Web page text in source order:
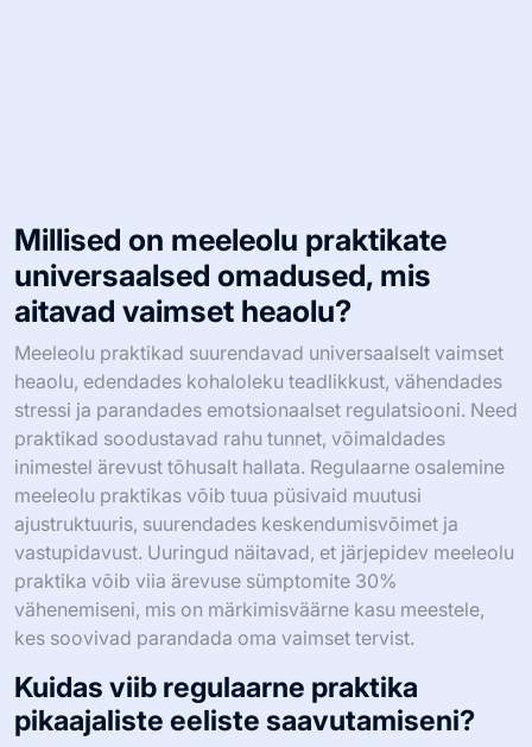
Millised on meeleolu praktikate
universaalsed omadused, mis
aitavad vaimset heaolu?
Meeleolu praktikad suurendavad universaalselt vaimset
heaolu, edendades kohaloleku teadlikkust, vähendades
stressi ja parandades emotsionaalset regulatsiooni. Need
praktikad soodustavad rahu tunnet, võimaldades
inimestel ärevust tõhusalt hallata. Regulaarne osalemine
meeleolu praktikas võib tuua püsivaid muutusi
ajustruktuuris, suurendades keskendumisvõimet ja
vastupidavust. Uuringud näitavad, et järjepidev meeleolu
praktika võib viia ärevuse sümptomite 30%
vähenemiseni, mis on märkimisväärne kasu meestele,
kes soovivad parandada oma vaimset tervist.
Kuidas viib regulaarne praktika
pikaajaliste eeliste saavutamiseni?